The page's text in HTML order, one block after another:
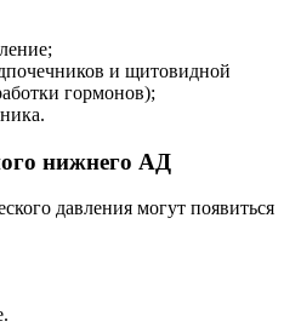
и щитовидной
гормонов);
нижнего АД
давления могут появиться